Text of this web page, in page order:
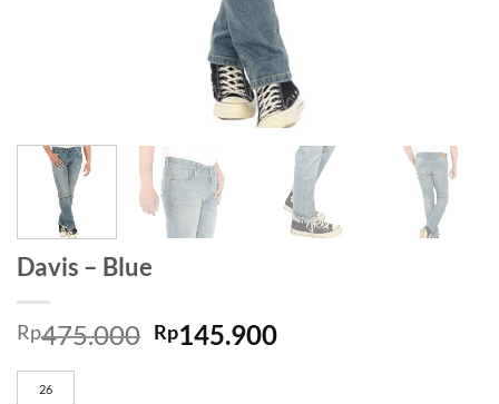
Davis – Blue
Rp475.000 Rp145.900
26